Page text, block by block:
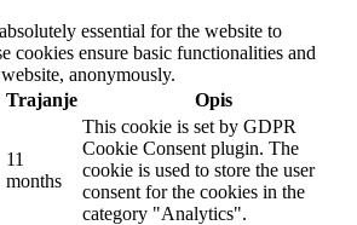
essential for the website to
cookies ensure basic functionalities and
anonymously.
Trajanje Opis
11
months
This cookie is set by GDPR
Cookie Consent plugin. The
cookie is used to store the user
consent for the cookies in the
category "Analytics".